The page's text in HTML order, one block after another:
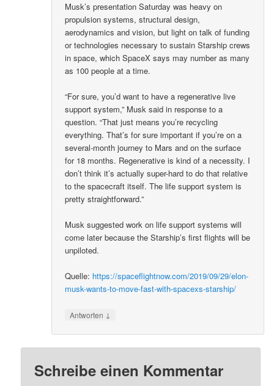
Musk’s presentation Saturday was heavy on
propulsion systems, structural design,
aerodynamics and vision, but light on talk of funding
or technologies necessary to sustain Starship crews
in space, which SpaceX says may number as many
as 100 people at a time.
“For sure, you’d want to have a regenerative live
support system,” Musk said in response to a
question. “That just means you’re recycling
everything. That’s for sure important if you’re on a
several-month journey to Mars and on the surface
for 18 months. Regenerative is kind of a necessity. I
don’t think it’s actually super-hard to do that relative
to the spacecraft itself. The life support system is
pretty straightforward.”
Musk suggested work on life support systems will
come later because the Starship’s first flights will be
unpiloted.
Quelle: https://spaceflightnow.com/2019/09/29/elon-
musk-wants-to-move-fast-with-spacexs-starship/
Antworten ↓
Schreibe einen Kommentar